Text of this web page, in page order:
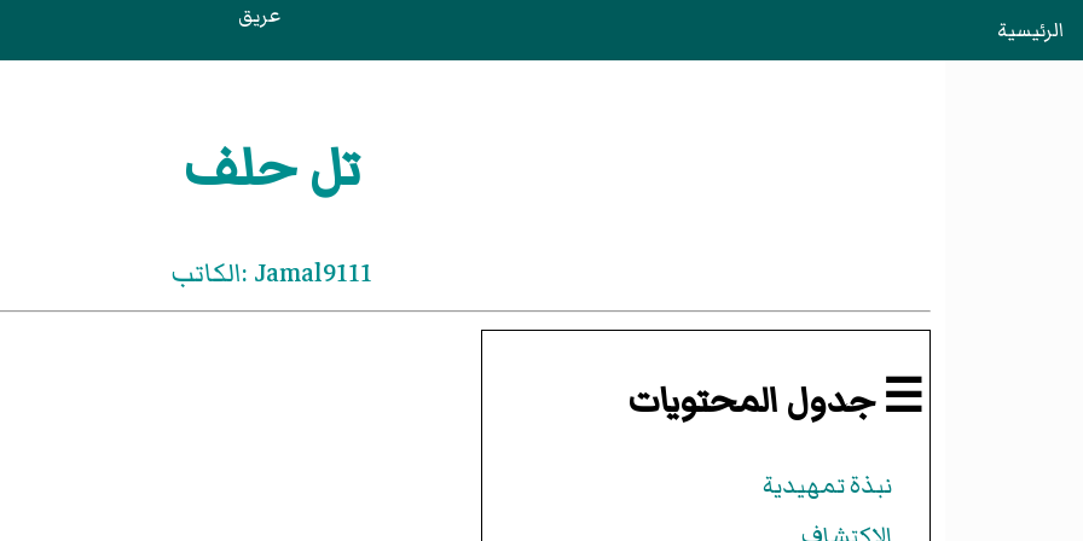
الرئيسية عريق
تل حلف
Jamal9111 :الكاتب
☰ جدول المحتويات
نبذة تمهيدية